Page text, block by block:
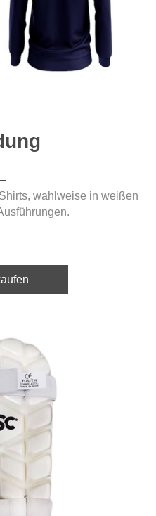
wahlweise in weißen